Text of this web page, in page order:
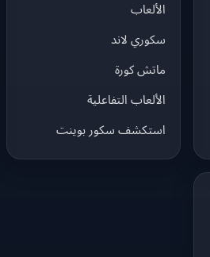
الألعاب
سكوري لاند
ماتش كورة
الألعاب التفاعلية
استكشف سكور بوينت